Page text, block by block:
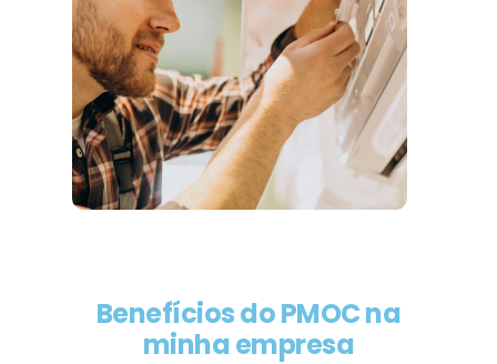
Benefícios do PMOC na
minha empresa